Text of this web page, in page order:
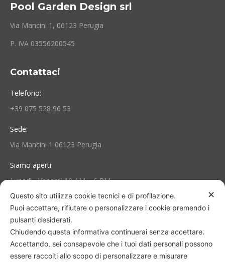
Pool Garden Design srl
Via Mancini 1, 06123 Perugia
P. IVA 03556200545
Contattaci
Telefono:
+39 075 528 96 53
Sede:
Via Mancini 1 06123 Perugia
Siamo aperti:
Lunedì - Venerdì 10 AM – 6 PM
Area Personale e Info
Il mio account
Termini e Condizioni
✕
Questo sito utilizza cookie tecnici e di profilazione.
Puoi accettare, rifiutare o personalizzare i cookie premendo i
pulsanti desiderati.
Chiudendo questa informativa continuerai senza accettare.
Accettando, sei consapevole che i tuoi dati personali possono
essere raccolti allo scopo di personalizzare e misurare